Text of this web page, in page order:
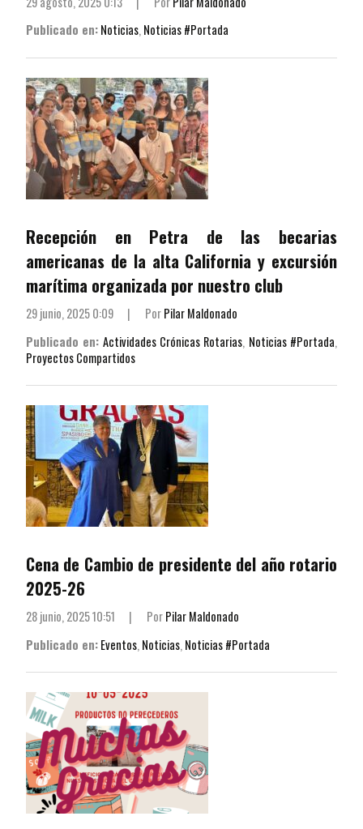
Publicado en:Noticias,Noticias #Portada
Recepción en Petra de las becarias
americanas de la alta California y excursión
marítima organizada por nuestro club
29 junio, 2025 0:09 | PorPilar Maldonado
Publicado en: Actividades Crónicas Rotarias, Noticias #Portada,
Proyectos Compartidos
Cena de Cambio de presidente del año rotario
2025-26
28 junio, 2025 10:51 | PorPilar Maldonado
Publicado en:Eventos, Noticias, Noticias #Portada